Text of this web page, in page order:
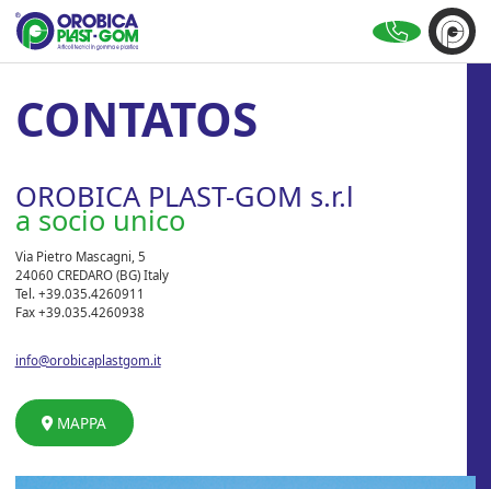
CONTATOS
OROBICA PLAST-GOM s.r.l
a socio unico
Via Pietro Mascagni, 5
24060 CREDARO (BG) Italy
Tel. +39.035.4260911
Fax +39.035.4260938
info@orobicaplastgom.it
MAPPA